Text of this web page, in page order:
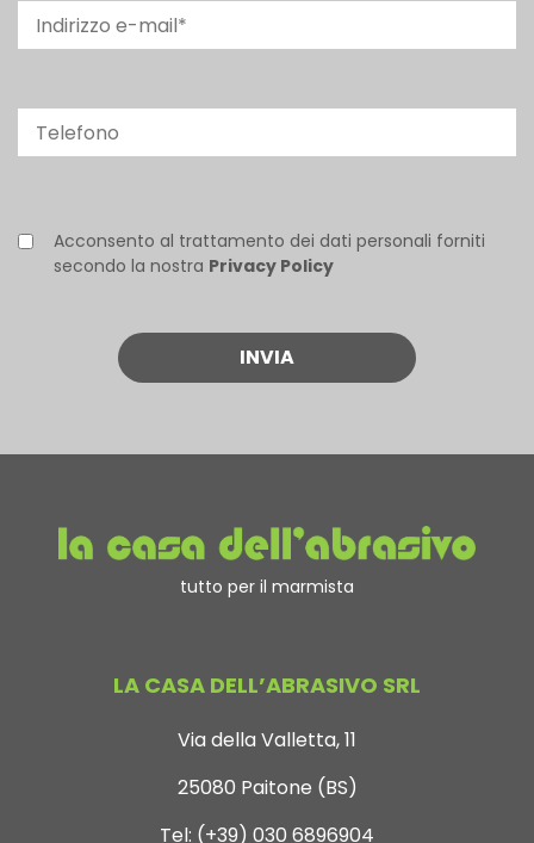
Acconsento al trattamento dei dati personali forniti
secondo la nostra Privacy Policy
tutto per il marmista
LA CASA DELL’ABRASIVO SRL
Via della Valletta, 11
25080 Paitone (BS)
Tel: (+39) 030 6896904